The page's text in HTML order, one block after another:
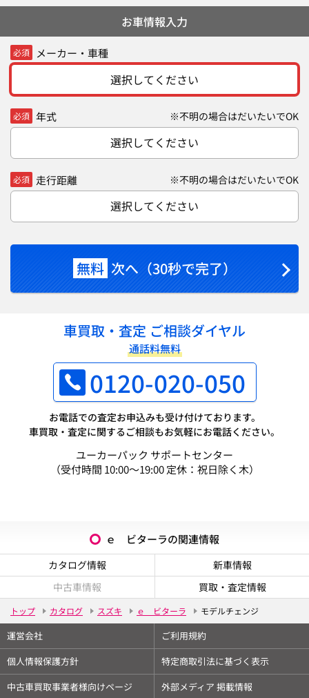
お車情報入力
必須 メーカー・車種
選択してください
必須 年式 ※不明の場合はだいたいでOK
選択してください
必須 走行距離 ※不明の場合はだいたいでOK
選択してください
無料 次へ（30秒で完了）
車買取・査定 ご相談ダイヤル
通話料無料
0120-020-050
お電話での査定お申込みも受け付けております。
車買取・査定に関するご相談もお気軽にお電話ください。
ユーカーパック サポートセンター
（受付時間 10:00～19:00 定休：祝日除く木）
ｅ ビターラの関連情報
カタログ情報
新車情報
中古車情報
買取・査定情報
トップ カタログ スズキ ｅ ビターラ モデルチェンジ
運営会社
ご利用規約
個人情報保護方針
特定商取引法に基づく表示
中古車買取事業者様向けページ
外部メディア 掲載情報